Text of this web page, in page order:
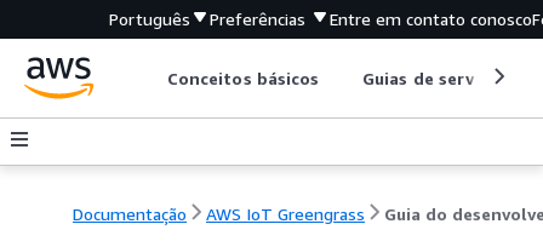
Português Preferências Entre em contato conosco
Conceitos básicos Guias de serviço
Documentação AWS IoT Greengrass